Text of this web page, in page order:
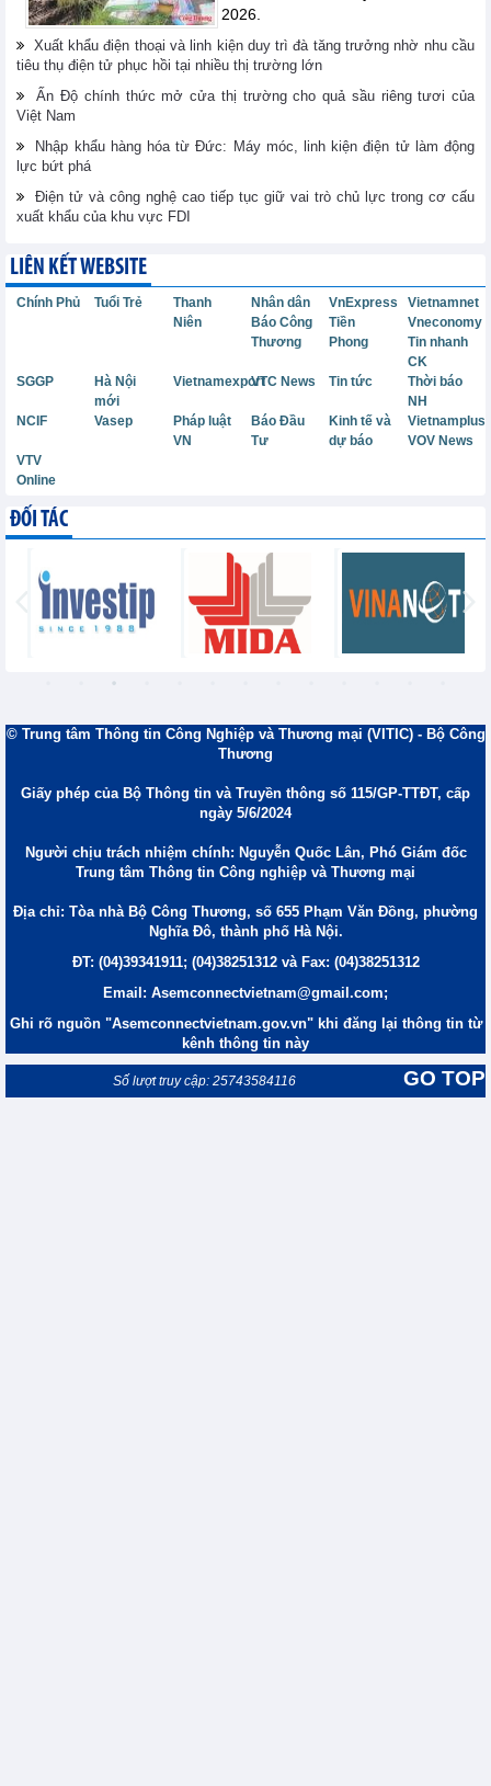
2026.
Xuất khẩu điện thoại và linh kiện duy trì đà tăng trưởng nhờ nhu cầu
tiêu thụ điện tử phục hồi tại nhiều thị trường lớn
Ấn Độ chính thức mở cửa thị trường cho quả sầu riêng tươi của
Việt Nam
Nhập khẩu hàng hóa từ Đức: Máy móc, linh kiện điện tử làm động
lực bứt phá
Điện tử và công nghệ cao tiếp tục giữ vai trò chủ lực trong cơ cấu
xuất khẩu của khu vực FDI
LIÊN KẾT WEBSITE
Chính Phủ Tuổi Trẻ
Thanh
Niên
Nhân dân VnExpress
Vietnamnet
Báo Công
Thương
Tiền
Phong
Vneconomy
Tin nhanh
CK
SGGP
Hà Nội
mới
VietnamexportVTC News Tin tức
Thời báo
NH
NCIF
Vasep
Pháp luật
VN
Báo Đầu
Tư
Kinh tế và
dự báo
Vietnamplus
VOV News
VTV
Online
ĐỐI TÁC
© Trung tâm Thông tin Công Nghiệp và Thương mại (VITIC) - Bộ Công
Thương
Giấy phép của Bộ Thông tin và Truyền thông số 115/GP-TTĐT, cấp
ngày 5/6/2024
Người chịu trách nhiệm chính: Nguyễn Quốc Lân, Phó Giám đốc
Trung tâm Thông tin Công nghiệp và Thương mại
Địa chỉ: Tòa nhà Bộ Công Thương, số 655 Phạm Văn Đồng, phường
Nghĩa Đô, thành phố Hà Nội.
ĐT: (04)39341911; (04)38251312 và Fax: (04)38251312
Email: Asemconnectvietnam@gmail.com;
Ghi rõ nguồn "Asemconnectvietnam.gov.vn" khi đăng lại thông tin từ
kênh thông tin này
GO TOP
Số lượt truy cập: 25743584116